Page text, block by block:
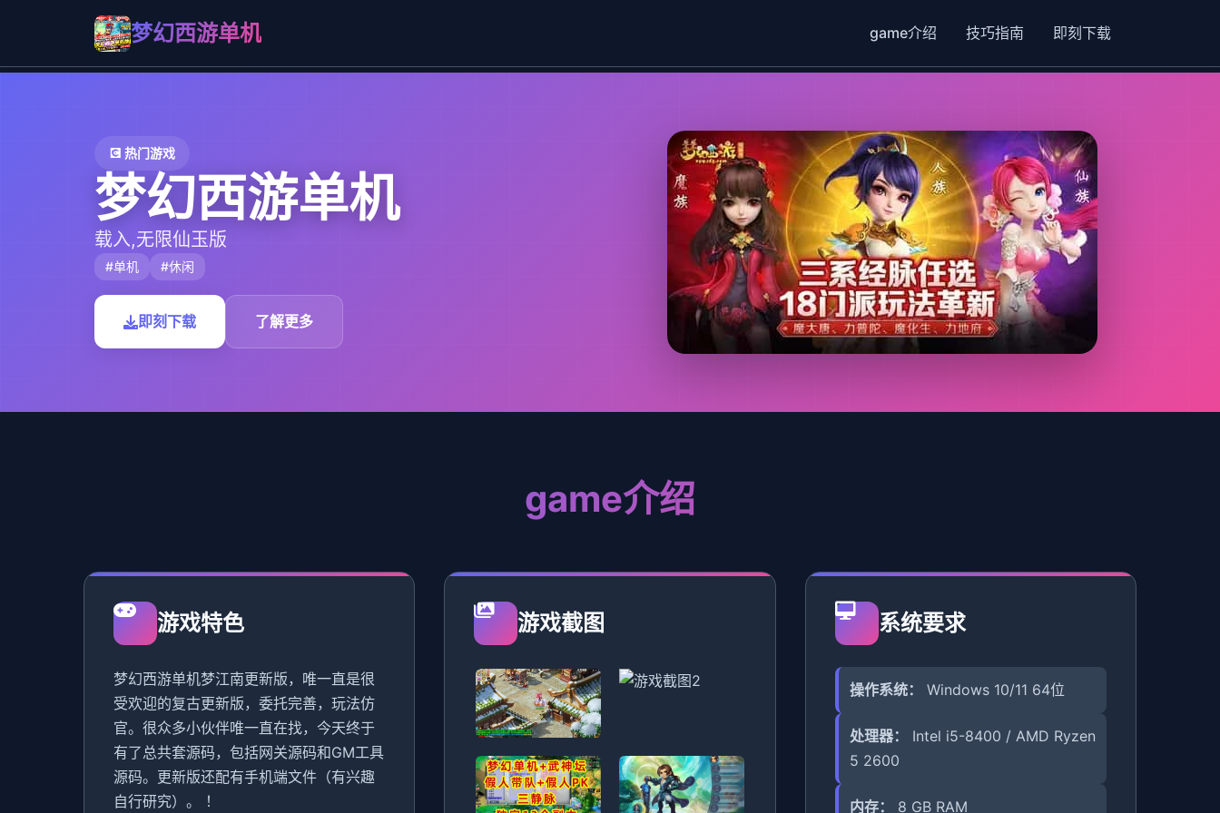
梦幻西游单机 game介绍 技巧指南 即刻下载
💽 热门游戏
梦幻西游单机
载入,无限仙玉版
#单机 #休闲
即刻下载 了解更多
game介绍
游戏特色
梦幻西游单机梦江南更新版，唯一直是很
受欢迎的复古更新版，委托完善，玩法仿
官。很众多小伙伴唯一直在找，今天终于
有了总共套源码，包括网关源码和GM工具
源码。更新版还配有手机端文件（有兴趣
自行研究）。 ！
游戏截图 系统要求
操作系统： Windows 10/11 64位
处理器：
Intel i5-8400 / AMD Ryzen
5 2600
内存： 8 GB RAM